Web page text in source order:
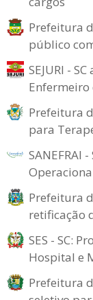
Prefeitura
público
SEJURI -
Enfermeiro
Prefeitura
para
SANEFRAI
Prefeitura
retificação
SES - SC:
Hospital e
Prefeitura